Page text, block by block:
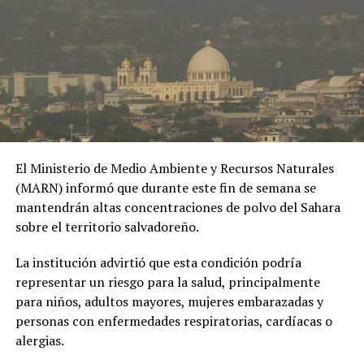
El Ministerio de Medio Ambiente y Recursos Naturales
(MARN) informó que durante este fin de semana se
mantendrán altas concentraciones de polvo del Sahara
sobre el territorio salvadoreño.
La institución advirtió que esta condición podría
representar un riesgo para la salud, principalmente
para niños, adultos mayores, mujeres embarazadas y
personas con enfermedades respiratorias, cardíacas o
alergias.